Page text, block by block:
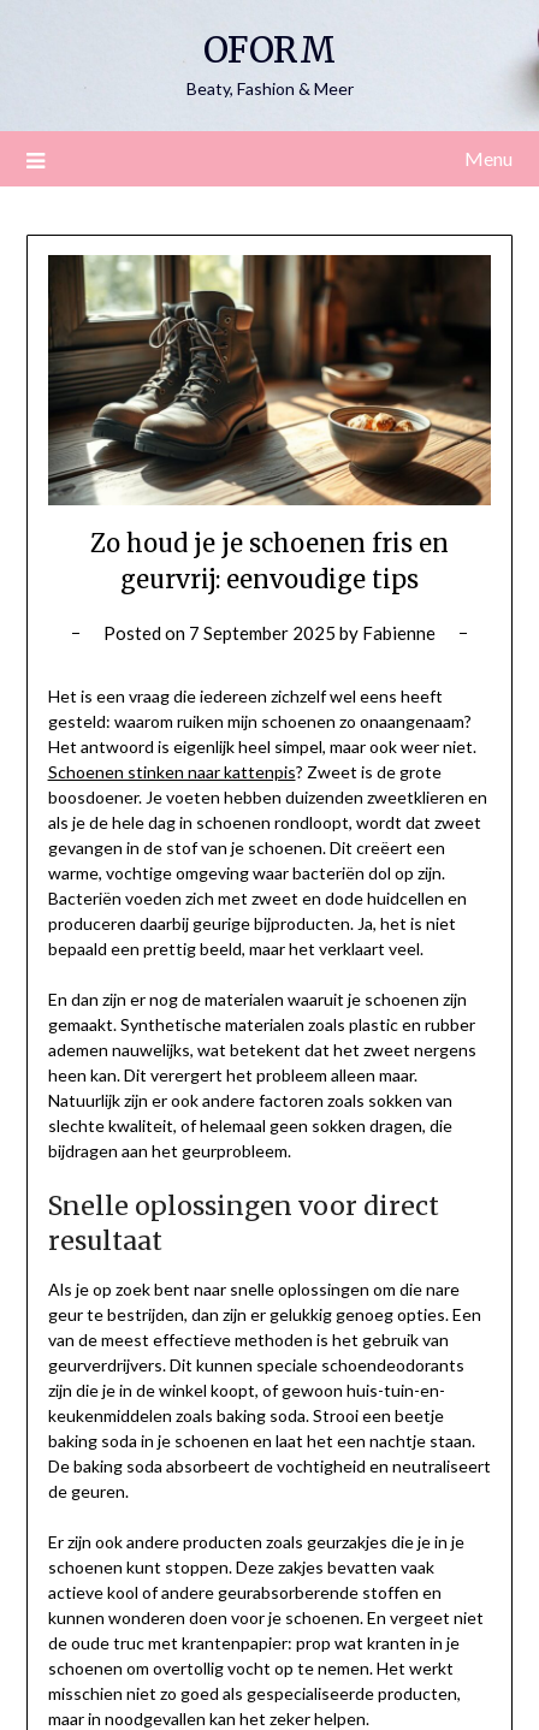
OFORM
Beaty, Fashion & Meer
Menu
Zo houd je je schoenen fris en
geurvrij: eenvoudige tips
Posted on 7 September 2025 by Fabienne
Het is een vraag die iedereen zichzelf wel eens heeft
gesteld: waarom ruiken mijn schoenen zo onaangenaam?
Het antwoord is eigenlijk heel simpel, maar ook weer niet.
Schoenen stinken naar kattenpis? Zweet is de grote
boosdoener. Je voeten hebben duizenden zweetklieren en
als je de hele dag in schoenen rondloopt, wordt dat zweet
gevangen in de stof van je schoenen. Dit creëert een
warme, vochtige omgeving waar bacteriën dol op zijn.
Bacteriën voeden zich met zweet en dode huidcellen en
produceren daarbij geurige bijproducten. Ja, het is niet
bepaald een prettig beeld, maar het verklaart veel.
En dan zijn er nog de materialen waaruit je schoenen zijn
gemaakt. Synthetische materialen zoals plastic en rubber
ademen nauwelijks, wat betekent dat het zweet nergens
heen kan. Dit verergert het probleem alleen maar.
Natuurlijk zijn er ook andere factoren zoals sokken van
slechte kwaliteit, of helemaal geen sokken dragen, die
bijdragen aan het geurprobleem.
Snelle oplossingen voor direct
resultaat
Als je op zoek bent naar snelle oplossingen om die nare
geur te bestrijden, dan zijn er gelukkig genoeg opties. Een
van de meest effectieve methoden is het gebruik van
geurverdrijvers. Dit kunnen speciale schoendeodorants
zijn die je in de winkel koopt, of gewoon huis-tuin-en-
keukenmiddelen zoals baking soda. Strooi een beetje
baking soda in je schoenen en laat het een nachtje staan.
De baking soda absorbeert de vochtigheid en neutraliseert
de geuren.
Er zijn ook andere producten zoals geurzakjes die je in je
schoenen kunt stoppen. Deze zakjes bevatten vaak
actieve kool of andere geurabsorberende stoffen en
kunnen wonderen doen voor je schoenen. En vergeet niet
de oude truc met krantenpapier: prop wat kranten in je
schoenen om overtollig vocht op te nemen. Het werkt
misschien niet zo goed als gespecialiseerde producten,
maar in noodgevallen kan het zeker helpen.